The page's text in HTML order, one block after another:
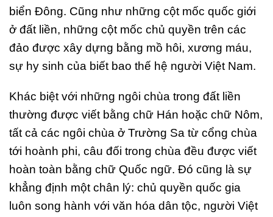
biển Đông. Cũng như những cột mốc quốc giới
ở đất liền, những cột mốc chủ quyền trên các
đảo được xây dựng bằng mồ hôi, xương máu,
sự hy sinh của biết bao thế hệ người Việt Nam.
Khác biệt với những ngôi chùa trong đất liền
thường được viết bằng chữ Hán hoặc chữ Nôm,
tất cả các ngôi chùa ở Trường Sa từ cổng chùa
tới hoành phi, câu đối trong chùa đều được viết
hoàn toàn bằng chữ Quốc ngữ. Đó cũng là sự
khẳng định một chân lý: chủ quyền quốc gia
luôn song hành với văn hóa dân tộc, người Việt